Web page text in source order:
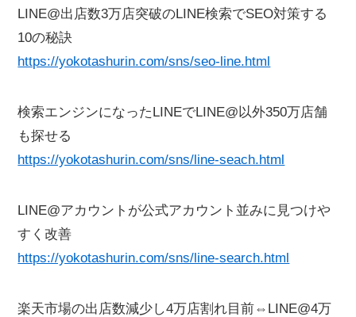
LINE@出店数3万店突破のLINE検索でSEO対策する
10の秘訣
https://yokotashurin.com/sns/seo-line.html
検索エンジンになったLINEでLINE@以外350万店舗
も探せる
https://yokotashurin.com/sns/line-seach.html
LINE@アカウントが公式アカウント並みに見つけや
すく改善
https://yokotashurin.com/sns/line-search.html
楽天市場の出店数減少し4万店割れ目前⇔LINE@4万